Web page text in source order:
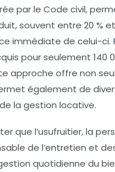
par le Code civil,
souvent entre 20 %
immédiate de celui-
pour seulement 140
approche offre non
également de
la gestion locative.
que l’usufruitier, la
de l’entretien et
quotidienne du